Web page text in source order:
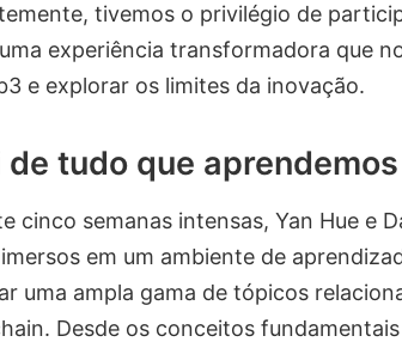
tivemos o privilégio de
experiência transformadora que
e explorar os limites da inovação.
de tudo que
cinco semanas intensas, Yan Hue e
em um ambiente de
uma ampla gama de tópicos
Desde os conceitos